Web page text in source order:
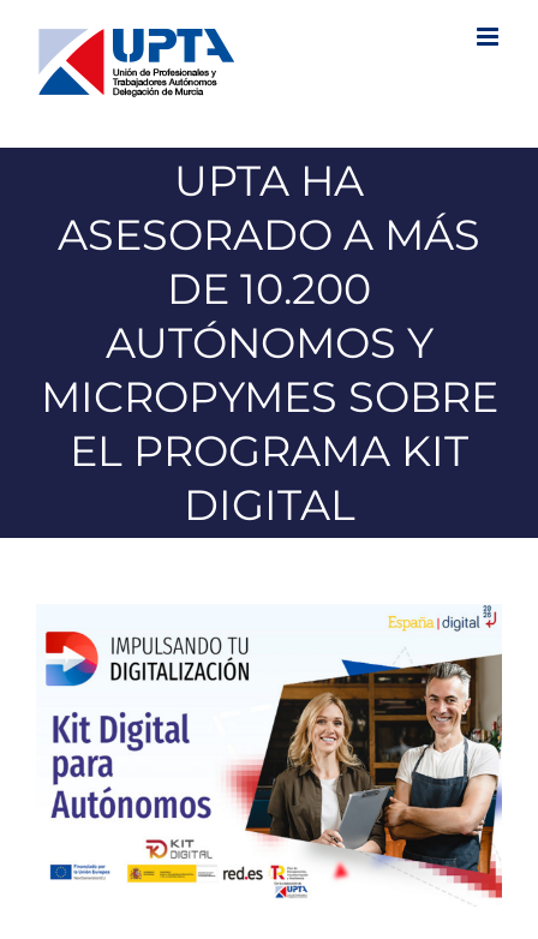
contenido
UPTA HA
ASESORADO A MÁS
DE 10.200
AUTÓNOMOS Y
MICROPYMES SOBRE
EL PROGRAMA KIT
DIGITAL
imagen
más